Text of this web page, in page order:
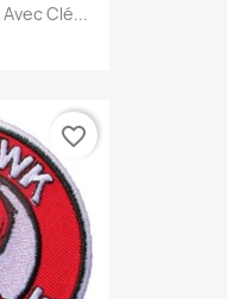
Clé...
favorite_border